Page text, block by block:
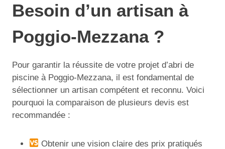
Besoin d’un artisan à
Poggio-Mezzana ?
Pour garantir la réussite de votre projet d’abri de
piscine à Poggio-Mezzana, il est fondamental de
sélectionner un artisan compétent et reconnu. Voici
pourquoi la comparaison de plusieurs devis est
recommandée :
Obtenir une vision claire des prix pratiqués